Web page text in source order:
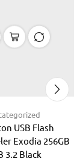
USB Flash
Exodia 256GB
3.2 Black